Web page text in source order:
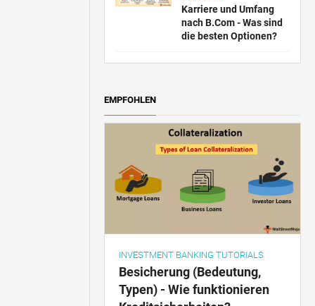
Karriere und Umfang
nach B.Com - Was sind
die besten Optionen?
EMPFOHLEN
INVESTMENT BANKING TUTORIALS
Besicherung (Bedeutung,
Typen) - Wie funktionieren